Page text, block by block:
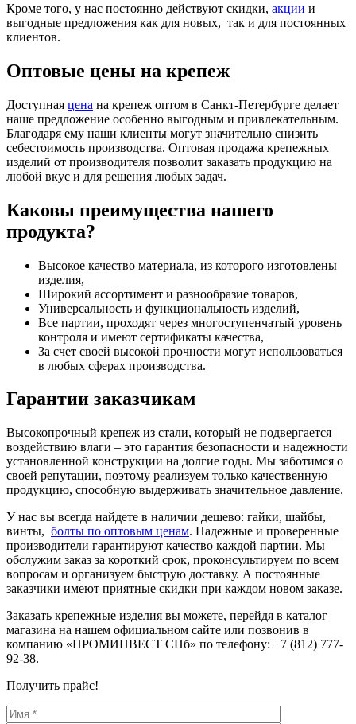
Кроме того, у нас постоянно действуют скидки, акции и
выгодные предложения как для новых, так и для постоянных
клиентов.
Оптовые цены на крепеж
Доступная цена на крепеж оптом в Санкт-Петербурге делает
наше предложение особенно выгодным и привлекательным.
Благодаря ему наши клиенты могут значительно снизить
себестоимость производства. Оптовая продажа крепежных
изделий от производителя позволит заказать продукцию на
любой вкус и для решения любых задач.
Каковы преимущества нашего
продукта?
Высокое качество материала, из которого изготовлены
изделия,
Широкий ассортимент и разнообразие товаров,
Универсальность и функциональность изделий,
Все партии, проходят через многоступенчатый уровень
контроля и имеют сертификаты качества,
За счет своей высокой прочности могут использоваться
в любых сферах производства.
Гарантии заказчикам
Высокопрочный крепеж из стали, который не подвергается
воздействию влаги – это гарантия безопасности и надежности
установленной конструкции на долгие годы. Мы заботимся о
своей репутации, поэтому реализуем только качественную
продукцию, способную выдерживать значительное давление.
У нас вы всегда найдете в наличии дешево: гайки, шайбы,
винты, болты по оптовым ценам. Надежные и проверенные
производители гарантируют качество каждой партии. Мы
обслужим заказ за короткий срок, проконсультируем по всем
вопросам и организуем быструю доставку. А постоянные
заказчики имеют приятные скидки при каждом новом заказе.
Заказать крепежные изделия вы можете, перейдя в каталог
магазина на нашем официальном сайте или позвонив в
компанию «ПРОМИНВЕСТ СПб» по телефону: +7 (812) 777-
92-38.
Получить прайс!